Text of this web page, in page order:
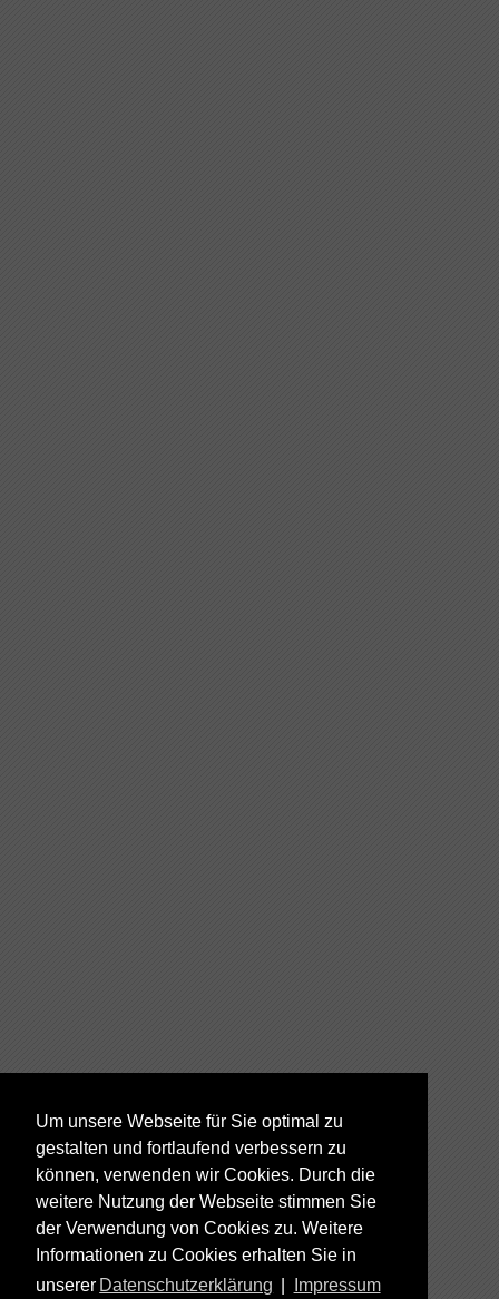
Um unsere Webseite für Sie optimal zu
gestalten und fortlaufend verbessern zu
können, verwenden wir Cookies. Durch die
weitere Nutzung der Webseite stimmen Sie
der Verwendung von Cookies zu. Weitere
Informationen zu Cookies erhalten Sie in
unserer Datenschutzerklärung Impressum